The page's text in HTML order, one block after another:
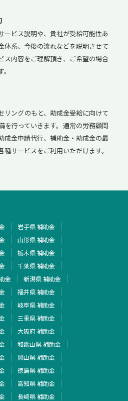
ービス説明や、貴社が受給可能性あ
体系、今後の流れなどを説明させて
ス内容をご理解頂き、ご希望の場合
リングのもと、助成金受給に向けて
を行っていきます。通常の労務顧問
成金申請代行、補助金・助成金の最
サービスをご利用いただけます。
岩手県 補助金
山形県 補助金
栃木県 補助金
千葉県 補助金
金
新潟県 補助金
福井県 補助金
岐阜県 補助金
三重県 補助金
大阪府 補助金
和歌山県 補助金
岡山県 補助金
徳島県 補助金
高知県 補助金
長崎県 補助金